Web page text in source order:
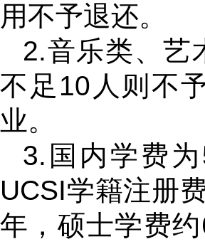
用不予退还。
2.音乐类、艺
不足10人则不
业。
3.国内学费
UCSI学籍注册
年，硕士学费